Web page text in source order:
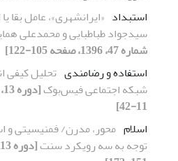
استبداد «ایرانشهری»، عامل بقا
سیدجواد طباطبایی و محمدعلی
شماره 47، 1396، صفحه 105-122]
استفاده و رضامندی تحلیل کیفی
شبکه اجتماعی فیس‌بوک
11-42]
اسلام محور، مدرن/ فمنیسیتی و
توجه به سه رویکرد سنت